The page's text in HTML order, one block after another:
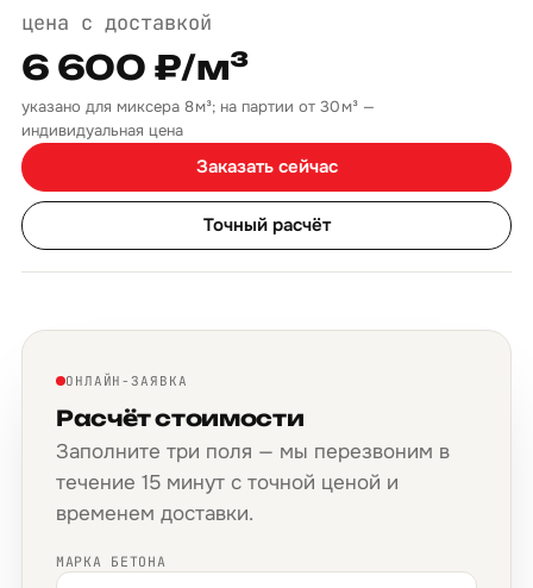
цена с доставкой
6 600 ₽/м³
указано для миксера 8 м³; на партии от 30 м³ —
индивидуальная цена
Заказать сейчас
Точный расчёт
ОНЛАЙН-ЗАЯВКА
Расчёт стоимости
Заполните три поля — мы перезвоним в
течение 15 минут с точной ценой и
временем доставки.
МАРКА БЕТОНА